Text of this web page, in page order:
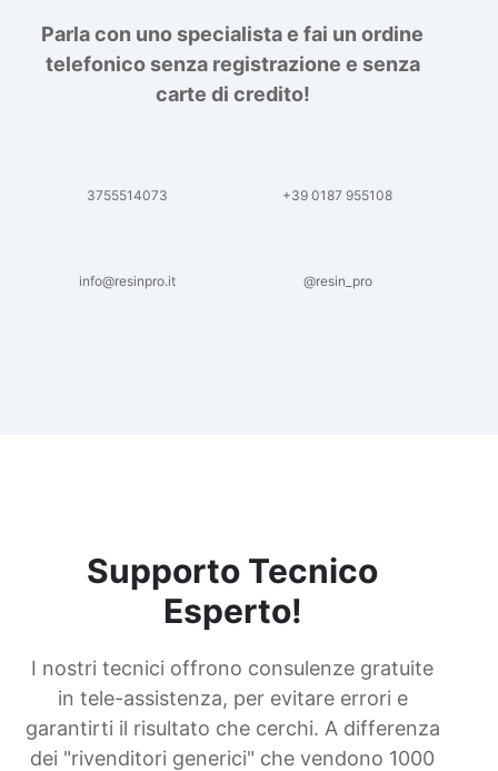
Parla con uno specialista e fai un ordine
telefonico senza registrazione e senza
carte di credito!
3755514073 +39 0187 955108
info@resinpro.it @resin_pro
Supporto Tecnico
Esperto!
I nostri tecnici offrono consulenze gratuite
in tele-assistenza, per evitare errori e
garantirti il risultato che cerchi. A differenza
dei "rivenditori generici" che vendono 1000